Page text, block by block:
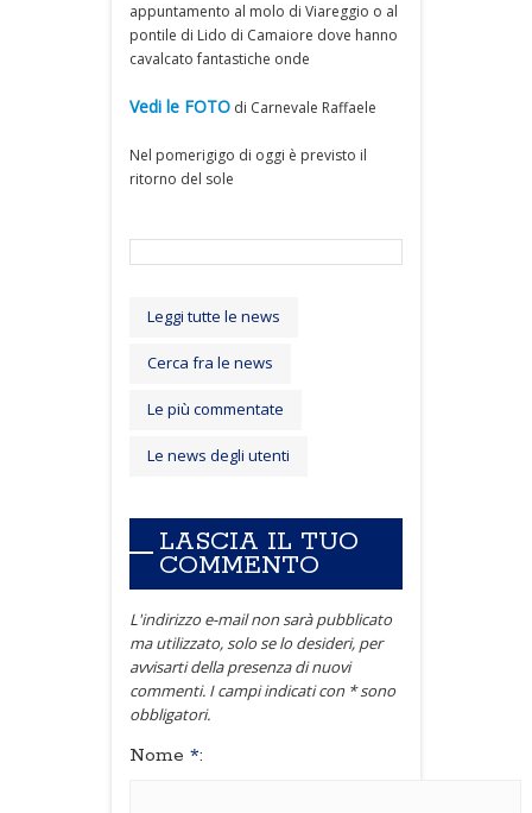
appuntamento al molo di Viareggio o al
pontile di Lido di Camaiore dove hanno
cavalcato fantastiche onde
Vedi le FOTO di Carnevale Raffaele
Nel pomerigigo di oggi è previsto il
ritorno del sole
Leggi tutte le news
Cerca fra le news
Le più commentate
Le news degli utenti
LASCIA IL TUO
COMMENTO
L'indirizzo e-mail non sarà pubblicato
ma utilizzato, solo se lo desideri, per
avvisarti della presenza di nuovi
commenti. I campi indicati con * sono
obbligatori.
Nome *: